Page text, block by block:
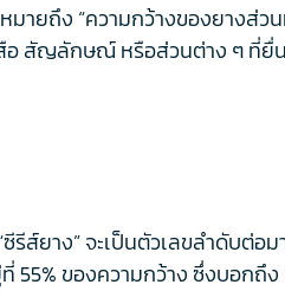
หมายถึง “ความกว้างของยาง
สัญลักษณ์ หรือส่วนต่าง ๆ ที่ยื่
ยาง” จะเป็นตัวเลขลำดับต่อ
ของความกว้าง ซึ่งบอกถึง